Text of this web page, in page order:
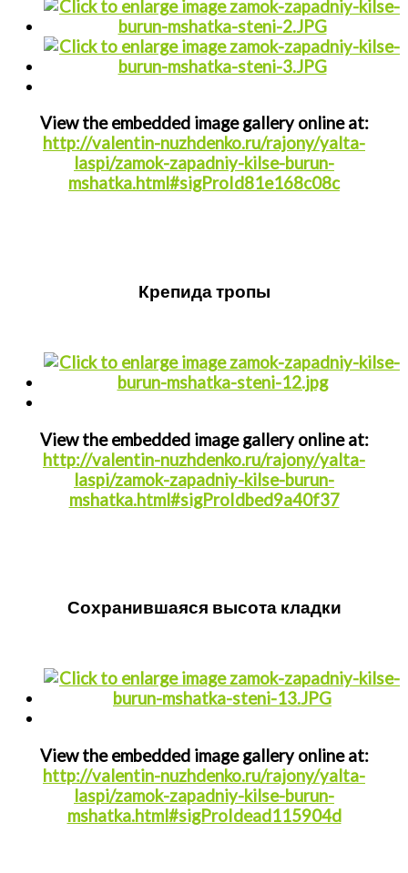
View the embedded image gallery online at:
http://valentin-nuzhdenko.ru/rajony/yalta-
laspi/zamok-zapadniy-kilse-burun-
mshatka.html#sigProId81e168c08c
Крепида тропы
View the embedded image gallery online at:
http://valentin-nuzhdenko.ru/rajony/yalta-
laspi/zamok-zapadniy-kilse-burun-
mshatka.html#sigProIdbed9a40f37
Сохранившаяся высота кладки
View the embedded image gallery online at:
http://valentin-nuzhdenko.ru/rajony/yalta-
laspi/zamok-zapadniy-kilse-burun-
mshatka.html#sigProIdead115904d